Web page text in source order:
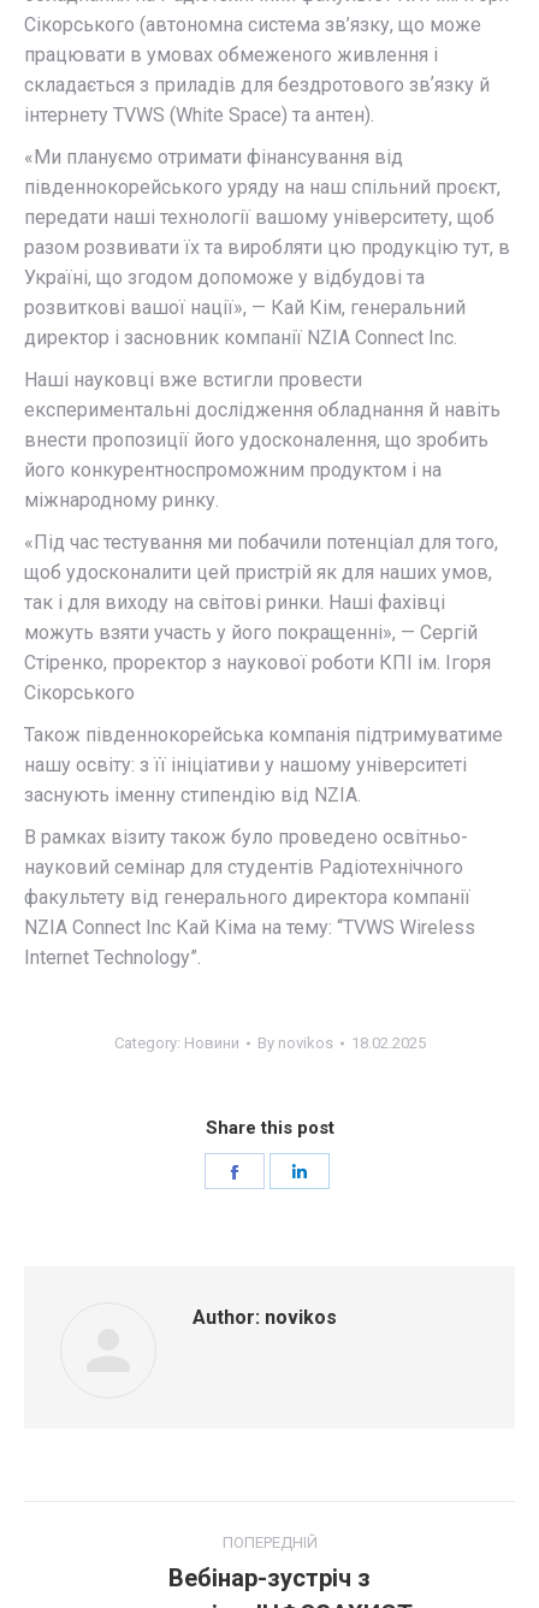
Сікорського (автономна система зв’язку, що може
працювати в умовах обмеженого живлення і
складається з приладів для бездротового звʼязку й
інтернету TVWS (White Space) та антен).
«Ми плануємо отримати фінансування від
південнокорейського уряду на наш спільний проєкт,
передати наші технології вашому університету, щоб
разом розвивати їх та виробляти цю продукцію тут, в
Україні, що згодом допоможе у відбудові та
розвиткові вашої нації», — Кай Кім, генеральний
директор і засновник компанії NZIA Connect Inc.
Наші науковці вже встигли провести
експериментальні дослідження обладнання й навіть
внести пропозиції його удосконалення, що зробить
його конкурентноспроможним продуктом і на
міжнародному ринку.
«Під час тестування ми побачили потенціал для того,
щоб удосконалити цей пристрій як для наших умов,
так і для виходу на світові ринки. Наші фахівці
можуть взяти участь у його покращенні», — Сергій
Стіренко, проректор з наукової роботи КПІ ім. Ігоря
Сікорського
Також південнокорейська компанія підтримуватиме
нашу освіту: з її ініціативи у нашому університеті
заснують іменну стипендію від NZIA.
В рамках візиту також було проведено освітньо-
науковий семінар для студентів Радіотехнічного
факультету від генерального директора компанії
NZIA Connect Inc Кай Кіма на тему: “TVWS Wireless
Internet Technology”.
Category: Новини By novikos 18.02.2025
Share this post
Author: novikos
navigation
ПОПЕРЕДНІЙ
Попередній
Вебінар-зустріч з